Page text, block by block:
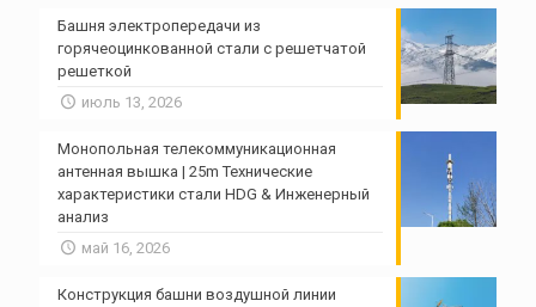
Башня электропередачи из
горячеоцинкованной стали с решетчатой ​​
решеткой
июль 13, 2026
Монопольная телекоммуникационная
антенная вышка | 25m Технические
характеристики стали HDG & Инженерный
анализ
май 16, 2026
Конструкция башни воздушной линии